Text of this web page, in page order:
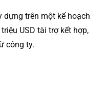
dựng trên một kế hoạch
USD tài trợ kết hợp,
công ty.